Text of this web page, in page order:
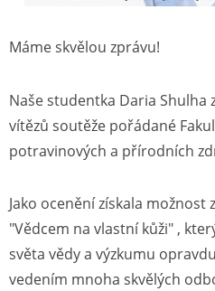
Máme skvělou zprávu!
Naše studentka Daria Shulha
vítězů soutěže pořádané
potravinových a přírodních
Jako ocenění získala
"Vědcem na vlastní kůži" ,
světa vědy a výzkumu
vedením mnoha skvělých